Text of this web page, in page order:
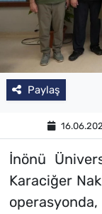
Paylaş
İnönü
Karaciğer